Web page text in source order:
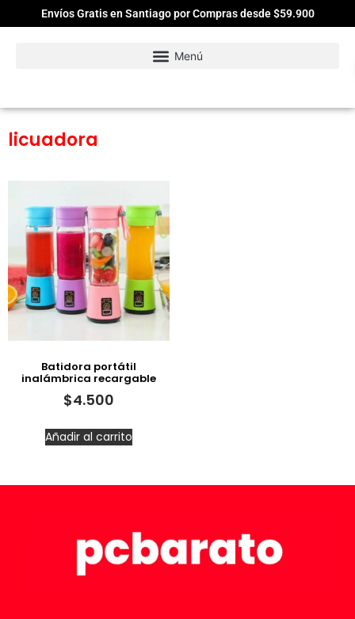
Envíos Gratis en Santiago por Compras desde $59.900
licuadora
Batidora portátil
inalámbrica recargable
$4.500
Añadir al carrito